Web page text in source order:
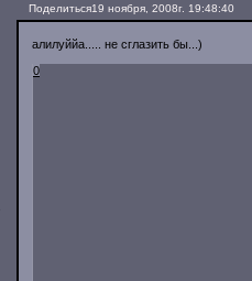
Поделиться19 ноября, 2008г. 19:48:40
алилуййа..... не сглазить бы...)
0